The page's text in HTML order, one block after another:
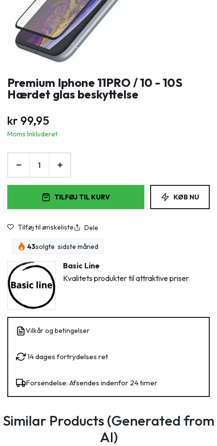
Premium Iphone 11PRO / 10 - 10S
Hærdet glas beskyttelse
kr 99,95
Moms Inkluderet
TILFØJ TIL KURV KØB NU
Tilføj til ønskeliste Dele
43solgte sidste måned
Basic Line
Kvalitets produkter til attraktive priser
Vilkår og betingelser
14 dages fortrydelses ret
Forsendelse: Afsendes indenfor 24 timer
Similar Products (Generated from
AI)